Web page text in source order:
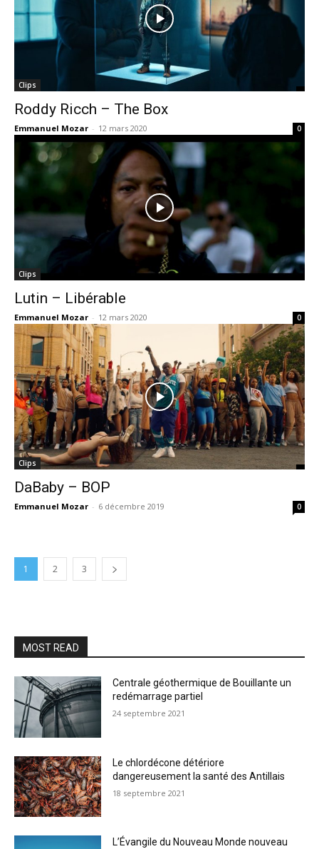
Clips
Roddy Ricch – The Box
Emmanuel Mozar - 12 mars 2020 0
Clips
Lutin – Libérable
Emmanuel Mozar - 12 mars 2020 0
Clips
DaBaby – BOP
Emmanuel Mozar - 6 décembre 2019 0
1 2 3
MOST READ
Centrale géothermique de Bouillante un
redémarrage partiel
24 septembre 2021
Le chlordécone détériore
dangereusement la santé des Antillais
18 septembre 2021
L’Évangile du Nouveau Monde nouveau